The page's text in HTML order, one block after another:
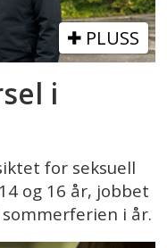
PLUSS
i
for seksuell
og 16 år, jobbet
i år.